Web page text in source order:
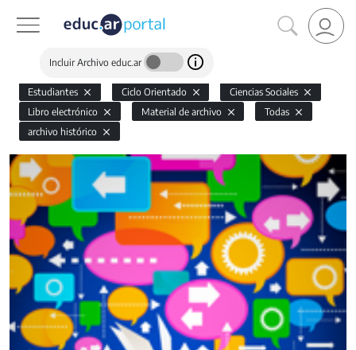
Incluir Archivo educ.ar
Estudiantes Ciclo Orientado
Ciencias Sociales
Libro electrónico
Material de archivo
Todas
archivo histórico